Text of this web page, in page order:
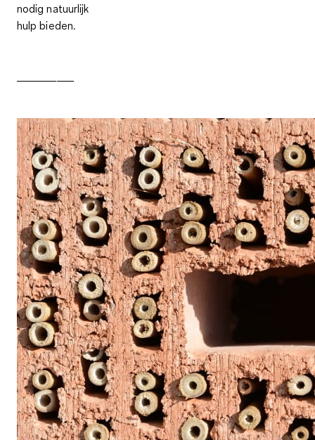
nodig natuurlijk
hulp bieden.